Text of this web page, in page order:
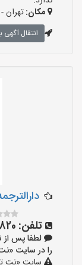
مکان:تهران
انتقال
تلفن:
لطفا پس از
را در سایت «نت